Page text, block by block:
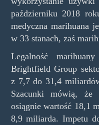
październiku 2018
medyczna marihuana
w 33 stanach, zaś
Legalność
Brightfield Group
z 7,7 do 31,4
Szacunki mówią, że
osiągnie wartość 18,1
8,9 miliarda. Impetu